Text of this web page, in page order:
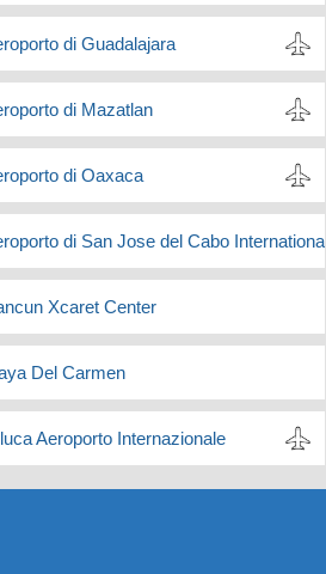
di Guadalajara
di Mazatlan
di Oaxaca
di San Jose del Cabo International
Xcaret Center
Del Carmen
Aeroporto Internazionale